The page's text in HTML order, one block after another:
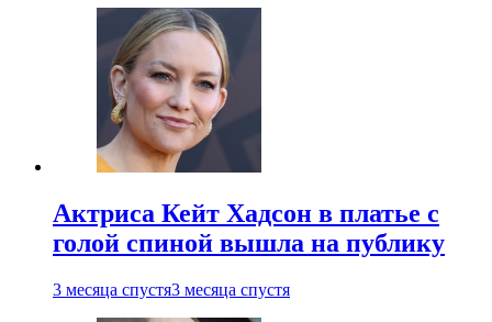
Актриса Кейт Хадсон в платье с
голой спиной вышла на публику
3 месяца спустя3 месяца спустя